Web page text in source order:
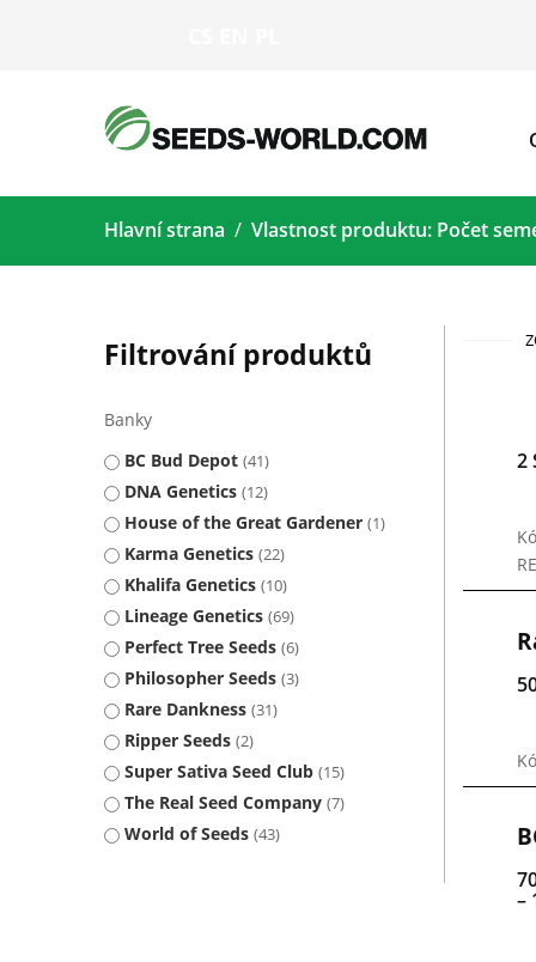
Hlavní strana Vlastnost produktu: Počet
Filtrování produktů
Banky
BC Bud Depot 41
DNA Genetics 12
House of the Great Gardener 1
Karma Genetics 22
Khalifa Genetics 10
Lineage Genetics 69
Perfect Tree Seeds 6
Philosopher Seeds 3
Rare Dankness 31
Ripper Seeds 2
Super Sativa Seed Club 15
The Real Seed Company 7
World of Seeds 43
2
–